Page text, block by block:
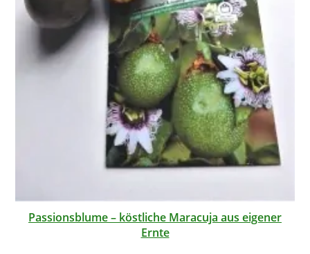
Passionsblume – köstliche Maracuja aus eigener
Ernte